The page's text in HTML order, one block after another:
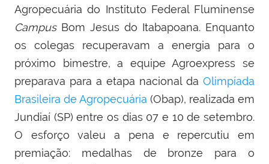
Agropecuária do Instituto Federal Fluminense
Campus Bom Jesus do Itabapoana. Enquanto
os colegas recuperavam a energia para o
próximo bimestre, a equipe Agroexpress se
preparava para a etapa nacional da Olimpíada
Brasileira de Agropecuária (Obap), realizada em
Jundiaí (SP) entre os dias 07 e 10 de setembro.
O esforço valeu a pena e repercutiu em
premiação: medalhas de bronze para o